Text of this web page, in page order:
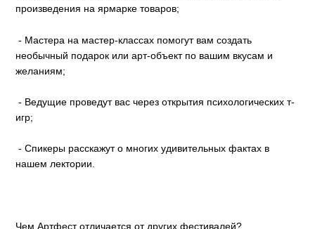
произведения на ярмарке товаров;
- Мастера на мастер-классах помогут вам создать
необычный подарок или арт-объект по вашим вкусам и
желаниям;
- Ведущие проведут вас через открытия психологических т-
игр;
- Спикеры расскажут о многих удивительных фактах в
нашем лектории.
Чем Артфест отличается от других фестивалей?